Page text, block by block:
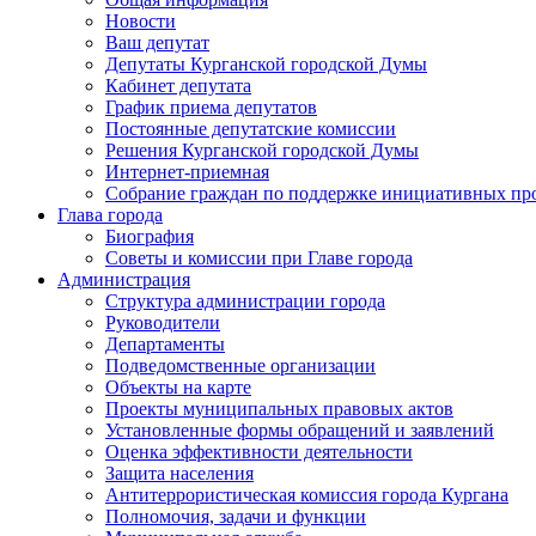
Новости
Ваш депутат
Депутаты Курганской городской Думы
Кабинет депутата
График приема депутатов
Постоянные депутатские комиссии
Решения Курганской городской Думы
Интернет-приемная
Собрание граждан по поддержке инициативных
Глава города
Биография
Советы и комиссии при Главе города
Администрация
Структура администрации города
Руководители
Департаменты
Подведомственные организации
Объекты на карте
Проекты муниципальных правовых актов
Установленные формы обращений и заявлений
Оценка эффективности деятельности
Защита населения
Антитеррористическая комиссия города Кургана
Полномочия, задачи и функции